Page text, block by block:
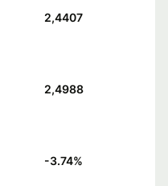
2,4407
2,4988
-3.74%